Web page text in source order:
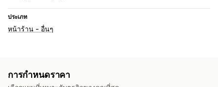
ประเภท
หน้าร้าน - อื่นๆ
การกำหนดราคา